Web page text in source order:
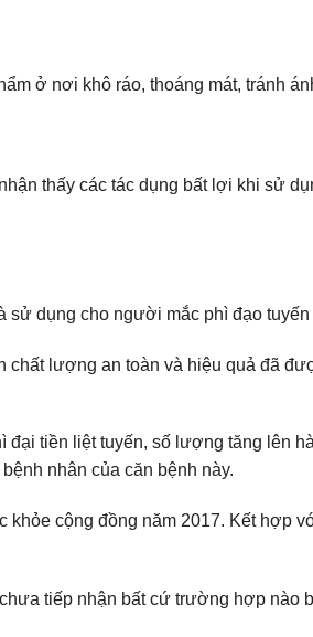
ở nơi khô ráo, thoáng mát, tránh
thấy các tác dụng bất lợi khi sử
dụng cho người mắc phì đạo
chất lượng an toàn và hiệu quả đã
đại tiền liệt tuyến, số lượng tăng
nhân của căn bệnh này.
cộng đồng năm 2017. Kết hợp
tiếp nhận bất cứ trường hợp nào